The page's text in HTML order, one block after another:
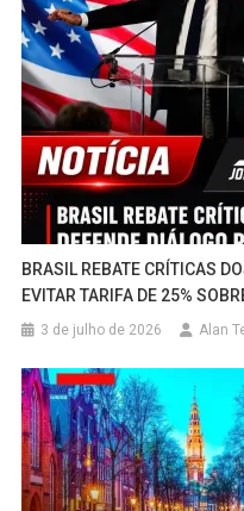
BRASIL REBATE CRÍTICAS
EVITAR TARIFA DE 25%
3 de julho de 2026 Alan